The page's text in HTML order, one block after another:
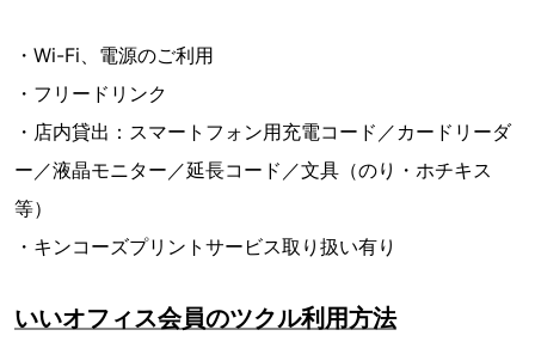
・Wi-Fi、電源のご利用
・フリードリンク
・店内貸出：スマートフォン用充電コード／カードリーダ
ー／液晶モニター／延長コード／文具（のり・ホチキス
等）
・キンコーズプリントサービス取り扱い有り
いいオフィス会員のツクル利用方法